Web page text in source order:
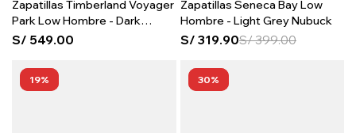
Zapatillas Timberland Voyager
Park Low Hombre - Dark
Green Mesh
S/ 549.00
Zapatillas Seneca Bay Low
Hombre - Light Grey Nubuck
S/ 319.90S/399.00
19 30